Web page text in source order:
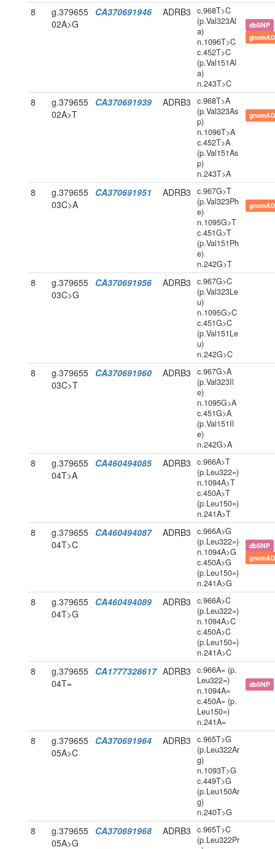
8
g.379655
02A>G
CA370691946 ADRB3
c.968T>C
(p.Val323Al
a)
n.1096T>C
c.452T>C
(p.Val151Al
a)
n.243T>C
dbSNP
8
g.379655
02A>T
CA370691939 ADRB3
c.968T>A
(p.Val323As
p)
n.1096T>A
c.452T>A
(p.Val151As
p)
n.243T>A
8
g.379655
03C>A
CA370691951 ADRB3
c.967G>T
(p.Val323Ph
e)
n.1095G>T
c.451G>T
(p.Val151Ph
e)
n.242G>T
8
g.379655
03C>G
CA370691956 ADRB3
c.967G>C
(p.Val323Le
u)
n.1095G>C
c.451G>C
(p.Val151Le
u)
n.242G>C
8
g.379655
03C>T
CA370691960 ADRB3
c.967G>A
(p.Val323Il
e)
n.1095G>A
c.451G>A
(p.Val151Il
e)
n.242G>A
8
g.379655
04T>A
CA460494085 ADRB3
c.966A>T
(p.Leu322=)
n.1094A>T
c.450A>T
(p.Leu150=)
n.241A>T
8
g.379655
04T>C
CA460494087 ADRB3
c.966A>G
(p.Leu322=)
n.1094A>G
c.450A>G
(p.Leu150=)
n.241A>G
dbSNP
8
g.379655
04T>G
CA460494089 ADRB3
c.966A>C
(p.Leu322=)
n.1094A>C
c.450A>C
(p.Leu150=)
n.241A>C
8
g.379655
04T=
CA1777328617 ADRB3
c.966A= (p.
Leu322=)
n.1094A=
c.450A= (p.
Leu150=)
n.241A=
dbSNP
8
g.379655
05A>C
CA370691964 ADRB3
c.965T>G
(p.Leu322Ar
g)
n.1093T>G
c.449T>G
(p.Leu150Ar
g)
n.240T>G
8
g.379655
05A>G
CA370691968 ADRB3
c.965T>C
(p.Leu322Pr